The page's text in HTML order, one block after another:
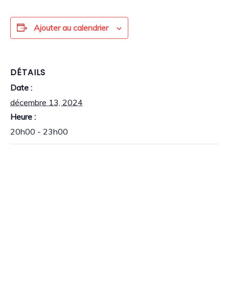
Ajouter au calendrier
DÉTAILS
Date :
décembre 13, 2024
Heure :
20h00 - 23h00